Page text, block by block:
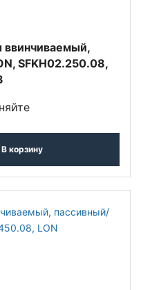
ввинчиваемый,
SFKH02.250.08,
В корзину